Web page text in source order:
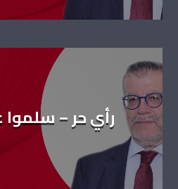
رأي حر – سلموا